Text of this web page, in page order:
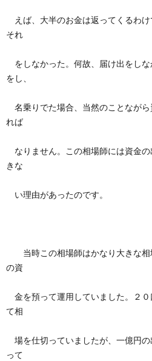
えば、大半のお金は返ってくるわ
それ
をしなかった。何故、届け出をし
をし、
名乗りでた場合、当然のことなが
れば
なりません。この相場師には資金
きな
い理由があったのです。
当時この相場師はかなり大きな相
の資
金を預って運用していました。２
て相
場を仕切っていましたが、一億円の
って